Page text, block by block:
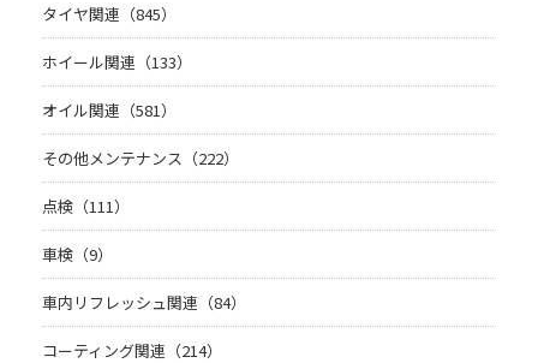
タイヤ関連（845）
ホイール関連（133）
オイル関連（581）
その他メンテナンス（222）
点検（111）
車検（9）
車内リフレッシュ関連（84）
コーティング関連（214）